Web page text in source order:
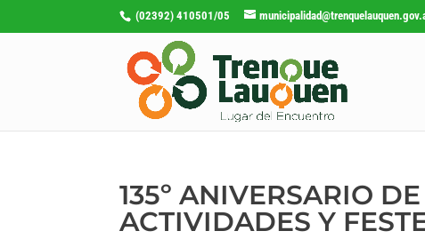
(02392) 410501/05
135º ANIVERSARIO
ACTIVIDADES Y